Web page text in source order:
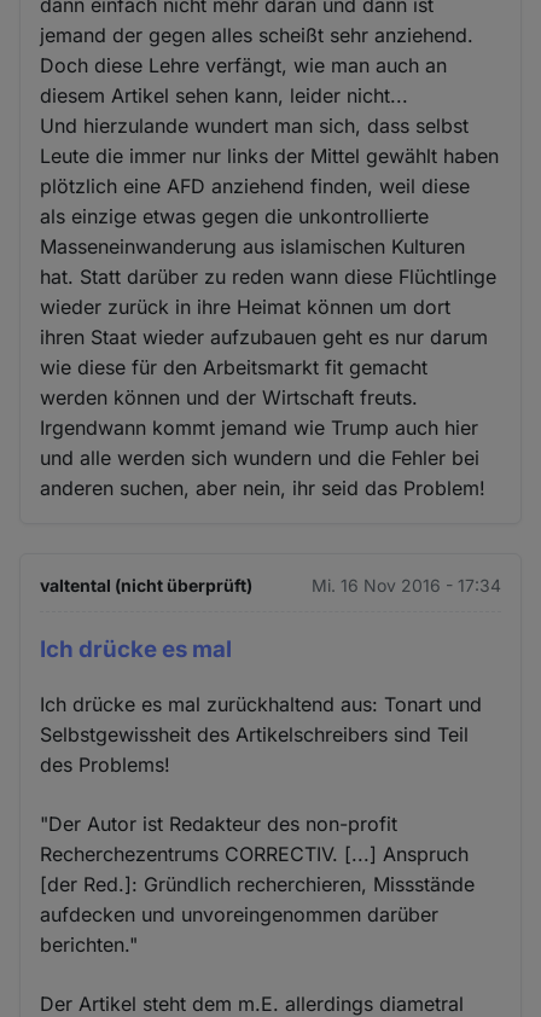
jemand der gegen alles scheißt sehr anziehend.
Doch diese Lehre verfängt, wie man auch an
diesem Artikel sehen kann, leider nicht...
Und hierzulande wundert man sich, dass selbst
Leute die immer nur links der Mittel gewählt haben
plötzlich eine AFD anziehend finden, weil diese
als einzige etwas gegen die unkontrollierte
Masseneinwanderung aus islamischen Kulturen
hat. Statt darüber zu reden wann diese Flüchtlinge
wieder zurück in ihre Heimat können um dort
ihren Staat wieder aufzubauen geht es nur darum
wie diese für den Arbeitsmarkt fit gemacht
werden können und der Wirtschaft freuts.
Irgendwann kommt jemand wie Trump auch hier
und alle werden sich wundern und die Fehler bei
anderen suchen, aber nein, ihr seid das Problem!
valtental (nicht überprüft) Mi. 16 Nov 2016 - 17:34
Ich drücke es mal
Ich drücke es mal zurückhaltend aus: Tonart und
Selbstgewissheit des Artikelschreibers sind Teil
des Problems!
"Der Autor ist Redakteur des non-profit
Recherchezentrums CORRECTIV. [...] Anspruch
[der Red.]: Gründlich recherchieren, Missstände
aufdecken und unvoreingenommen darüber
berichten."
Der Artikel steht dem m.E. allerdings diametral